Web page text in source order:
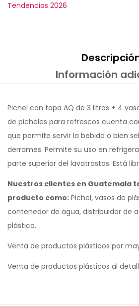
Tendencias 2026
Información
Pichel con tapa AQ de 3 litros + 4
de picheles para refrescos cuenta
que permite servir la bebida o bien
derrames. Permite su uso en
parte superior del lavatrastos. Está
Nuestros clientes en Guatemala
producto como: Pichel, vasos de
contenedor de agua, distribuidor de
plástico.
Venta de productos plásticos por
Venta de productos plásticos al